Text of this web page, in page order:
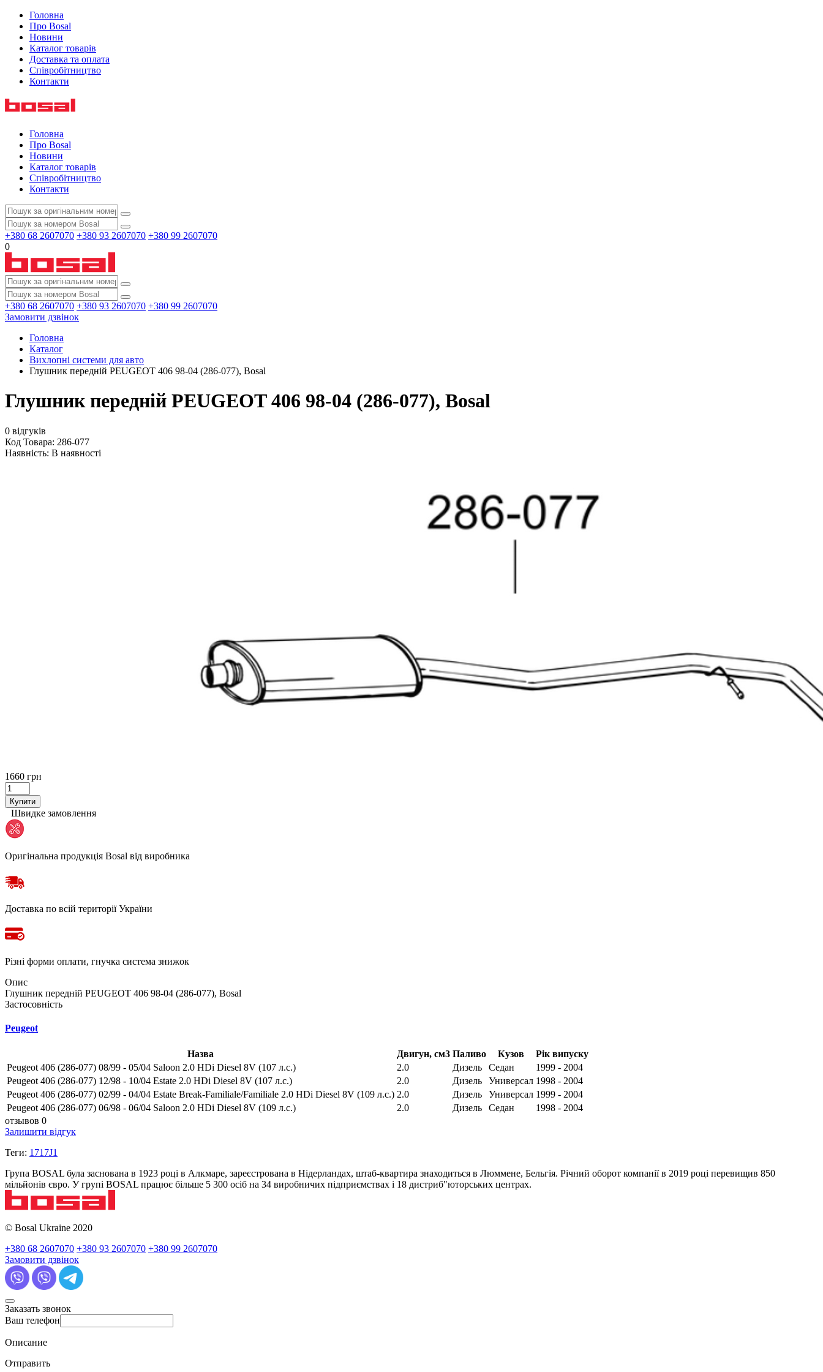
Головна
Про Bosal
Новини
Каталог товарів
Доставка та оплата
Співробітництво
Контакти
Головна
Про Bosal
Новини
Каталог товарів
Співробітництво
Контакти
+380 68 2607070 +380 93 2607070 +380 99 2607070
0
+380 68 2607070 +380 93 2607070 +380 99 2607070
Замовити дзвінок
Головна
Каталог
Вихлопні системи для авто
Глушник передній PEUGEOT 406 98-04 (286-077), Bosal
Глушник передній PEUGEOT 406 98-04 (286-077), Bosal
0 відгуків
Код Товара: 286-077
Наявність: В наявності
1660 грн
Купити
Швидке замовлення
Оригінальна продукція Bosal від виробника
Доставка по всій території України
Різні форми оплати, гнучка система знижок
Опис
Глушник передній PEUGEOT 406 98-04 (286-077), Bosal
Застосовність
Peugeot
Назва Двигун, см3 Паливо Кузов
Рік випуску
Peugeot 406 (286-077) 08/99 - 05/04 Saloon 2.0 HDi Diesel 8V (107 л.с.)
2.0 Дизель Седан
1999 - 2004
Peugeot 406 (286-077) 12/98 - 10/04 Estate 2.0 HDi Diesel 8V (107 л.с.)
2.0 Дизель Универсал 1998 - 2004
Peugeot 406 (286-077) 02/99 - 04/04 Estate Break-Familiale/Familiale 2.0 HDi Diesel 8V (109 л.с.) 2.0 Дизель Универсал 1999 - 2004
Peugeot 406 (286-077) 06/98 - 06/04 Saloon 2.0 HDi Diesel 8V (109 л.с.)
2.0 Дизель Седан
1998 - 2004
отзывов 0
Залишити відгук
Теги: 1717J1
Група BOSAL була заснована в 1923 році в Алкмаре, зареєстрована в Нідерландах, штаб-квартира знаходиться в Люммене, Бельгія. Річний оборот компанії в 2019 році перевищив 850
мільйонів євро. У групі BOSAL працює більше 5 300 осіб на 34 виробничих підприємствах і 18 дистриб"юторських центрах.
© Bosal Ukraine 2020
+380 68 2607070 +380 93 2607070 +380 99 2607070
Замовити дзвінок
Заказать звонок
Ваш телефон
Описание
Отправить